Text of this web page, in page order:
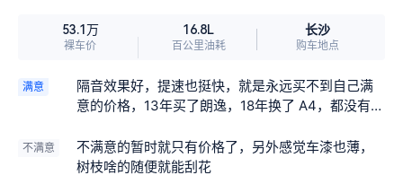
53.1万
裸车价
16.8L
百公里油耗
长沙
购车地点
满意
隔音效果好，提速也挺快，就是永远买不到自己满
意的价格，13年买了朗逸，18年换了 A4，都没有发
用，所以对动力也没有那么大的需求，比较过很多
其他车，自己觉得性价比还是这个车高点，每个人
不满意
不满意的暂时就只有价格了，另外感觉车漆也薄，
树枝啥的随便就能刮花